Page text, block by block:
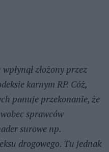
złożony przez
karnym RP. Cóż,
panuje przekonanie, że
sprawców
surowe np.
drogowego. Tu jednak